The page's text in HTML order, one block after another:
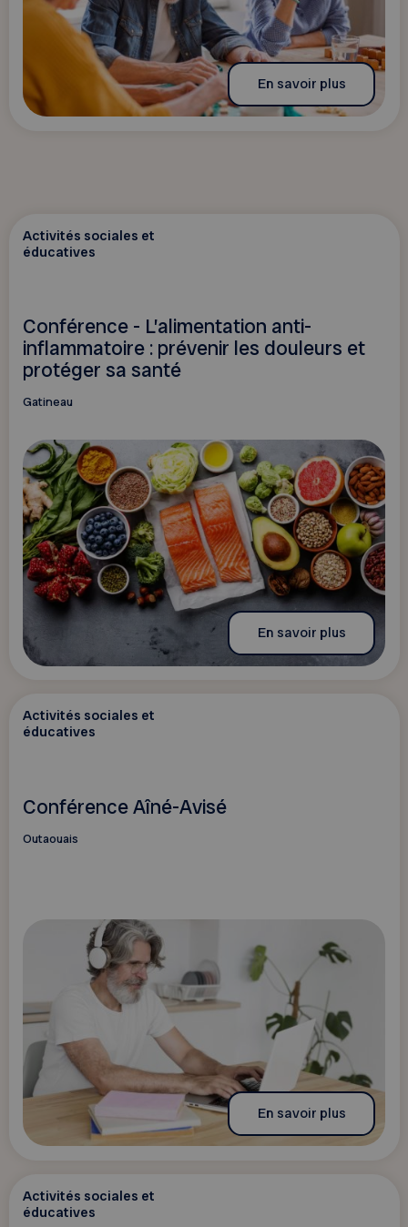
En savoir plus
Activités sociales et
éducatives
Conférence - L’alimentation anti-
inflammatoire : prévenir les douleurs et
protéger sa santé
Gatineau
En savoir plus
Activités sociales et
éducatives
Conférence Aîné-Avisé
Outaouais
En savoir plus
Activités sociales et
éducatives